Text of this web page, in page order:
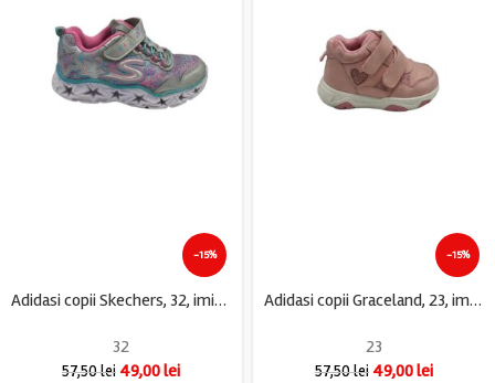
-15%
Adidasi copii Skechers, 32, imitatie de piele, material textil, gri
32
57,50lei 49,00lei
-15%
Adidasi copii Graceland, 23, imitatie de piele, material textil, roz
23
57,50lei 49,00lei